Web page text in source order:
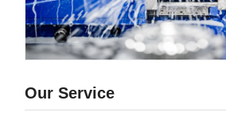
Our Service